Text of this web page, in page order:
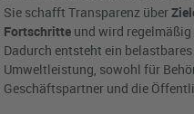
Sie schafft Transparenz über
Fortschritte und wird
Dadurch entsteht ein
Umweltleistung, sowohl für
Geschäftspartner und die